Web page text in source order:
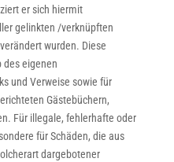
er sich hiermit
gelinkten /verknüpften
wurden. Diese
des eigenen
und Verweise sowie für
Gästebüchern,
Für illegale, fehlerhafte oder
für Schäden, die aus
dargebotener